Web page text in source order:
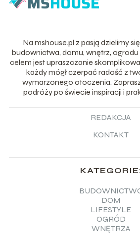
Na mshouse.pl z pasją dzielimy
budownictwa, domu, wnętrz, ogrodu
celem jest upraszczanie
każdy mógł czerpać radość z
wymarzonego otoczenia.
podróży po świecie inspiracji i
REDAKCJA
KONTAKT
KATEGORIE:
DOM
LIFESTYLE
OGRÓD
WNĘTRZA